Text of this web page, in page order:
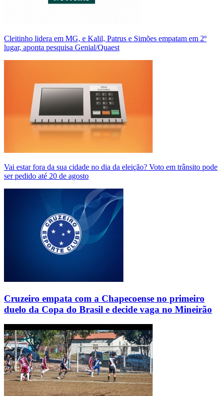
Cleitinho lidera em MG, e Kalil, Patrus e Simões empatam em 2º
lugar, aponta pesquisa Genial/Quaest
Vai estar fora da sua cidade no dia da eleição? Voto em trânsito pode
ser pedido até 20 de agosto
Cruzeiro empata com a Chapecoense no primeiro
duelo da Copa do Brasil e decide vaga no Mineirão